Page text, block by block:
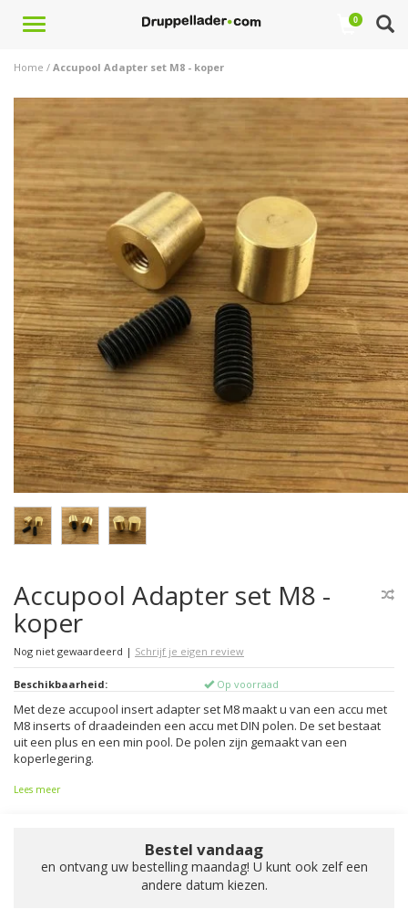
Toggle
0
Home / Accupool Adapter set M8 - koper
Accupool Adapter set M8 -
koper
Nog niet gewaardeerd | Schrijf je eigen review
Beschikbaarheid: Op voorraad
Met deze accupool insert adapter set M8 maakt u van een accu met
M8 inserts of draadeinden een accu met DIN polen. De set bestaat
uit een plus en een min pool. De polen zijn gemaakt van een
koperlegering.
Lees meer
Bestel vandaag
en ontvang uw bestelling maandag! U kunt ook zelf een
andere datum kiezen.